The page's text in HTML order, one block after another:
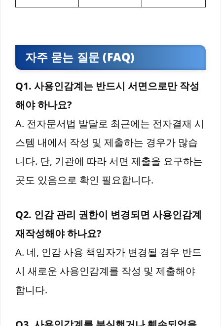
자주 묻는 질문 (FAQ)
Q1. 사용인감계는 반드시 서면으로만 작성
해야 하나요?
A. 전자문서법 발달로 최근에는 전자결재 시
스템 내에서 작성 및 제출하는 경우가 많습
니다. 단, 기관에 따라 서면 제출을 요구하는
곳도 있음으로 확인 필요합니다.
Q2. 인감 관리 권한이 변경되면 사용인감계
재작성해야 하나요?
A. 네, 인감 사용 책임자가 변경될 경우 반드
시 새로운 사용인감계를 작성 및 제출해야
합니다.